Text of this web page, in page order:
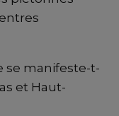
se manifeste-t-
et Haut-